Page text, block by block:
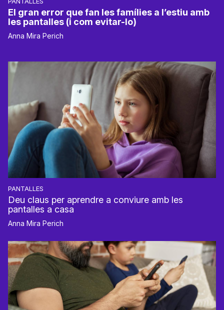
El gran error que fan les famílies a l’estiu amb
les pantalles (i com evitar-lo)
Anna Mira Perich
PANTALLES
Deu claus per aprendre a conviure amb les
pantalles a casa
Anna Mira Perich